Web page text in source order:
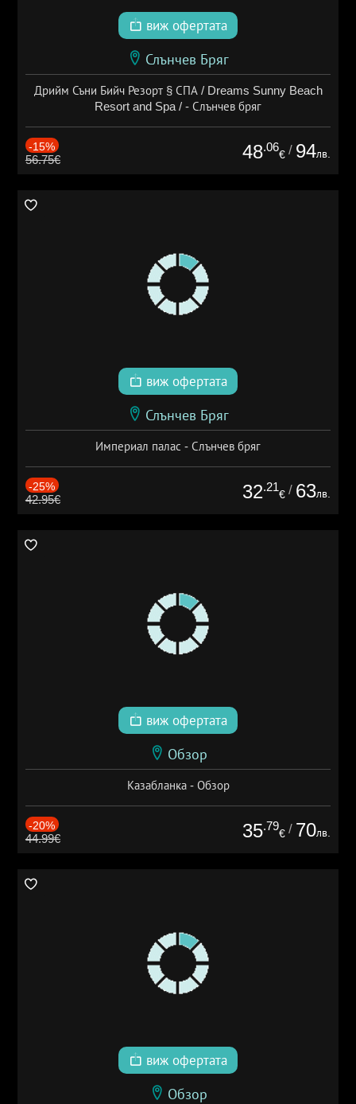
виж офертата
Слънчев Бряг
Дрийм Съни Бийч Резорт § СПА / Dreams Sunny Beach
Resort and Spa / - Слънчев бряг
-15%
56.75€ 48.06
€ / 94лв.
виж офертата
Слънчев Бряг
Империал палас - Слънчев бряг
-25%
42.95€ 32.21
€ / 63лв.
виж офертата
Обзор
Казабланка - Обзор
-20%
44.99€ 35.79
€ / 70лв.
виж офертата
Обзор